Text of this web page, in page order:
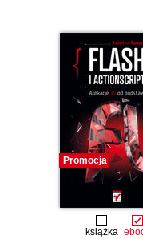
Promocja
książka